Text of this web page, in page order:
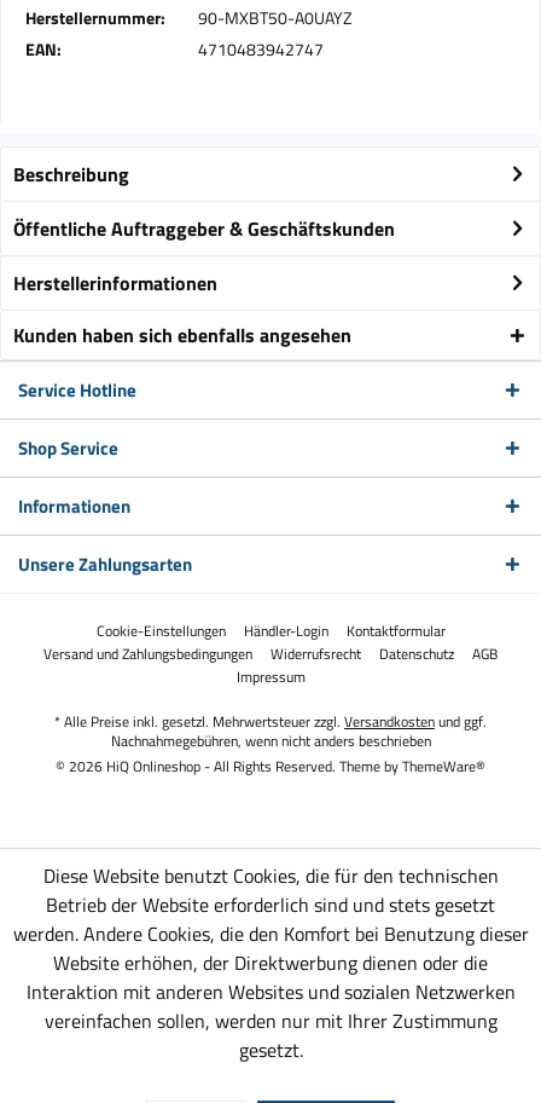
Herstellernummer:
90-MXBT50-A0UAYZ
EAN:
4710483942747
Beschreibung
Öffentliche Auftraggeber & Geschäftskunden
Herstellerinformationen
Kunden haben sich ebenfalls angesehen
Service Hotline
Shop Service
Informationen
Unsere Zahlungsarten
Cookie-Einstellungen Händler-Login
Kontaktformular
Versand und Zahlungsbedingungen
Widerrufsrecht Datenschutz
AGB
Impressum
* Alle Preise inkl. gesetzl. Mehrwertsteuer zzgl. Versandkostenund ggf.
Nachnahmegebühren, wenn nicht anders beschrieben
© 2026 HiQ Onlineshop - All Rights Reserved. Theme byThemeWare®
Diese Website benutzt Cookies, die für den technischen
Betrieb der Website erforderlich sind und stets gesetzt
werden. Andere Cookies, die den Komfort bei Benutzung dieser
Website erhöhen, der Direktwerbung dienen oder die
Interaktion mit anderen Websites und sozialen Netzwerken
vereinfachen sollen, werden nur mit Ihrer Zustimmung
gesetzt.